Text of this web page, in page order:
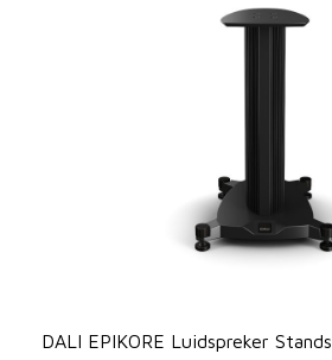
DALI EPIKORE Luidspreker Stands